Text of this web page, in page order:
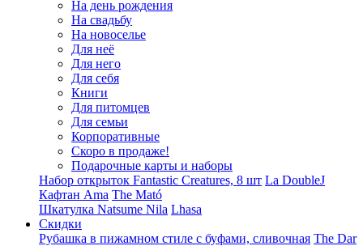
На день рождения
На свадьбу
На новоселье
Для неё
Для него
Для себя
Книги
Для питомцев
Для семьи
Корпоративные
Скоро в продаже!
Подарочные карты и наборы
Набор открыток Fantastic Creatures, 8 шт La DoubleJ
Кафтан Ama The Mató
Шкатулка Natsume Nila Lhasa
Скидки
Рубашка в пижамном стиле с буфами, сливочная The Dar